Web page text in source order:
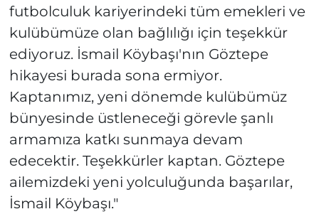
futbolculuk kariyerindeki tüm emekleri ve
kulübümüze olan bağlılığı için teşekkür
ediyoruz. İsmail Köybaşı'nın Göztepe
hikayesi burada sona ermiyor.
Kaptanımız, yeni dönemde kulübümüz
bünyesinde üstleneceği görevle şanlı
armamıza katkı sunmaya devam
edecektir. Teşekkürler kaptan. Göztepe
ailemizdeki yeni yolculuğunda başarılar,
İsmail Köybaşı."